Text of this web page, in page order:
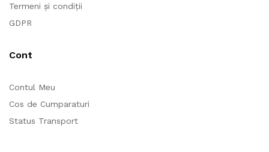
Termeni și condiții
GDPR
Cont
Contul Meu
Cos de Cumparaturi
Status Transport